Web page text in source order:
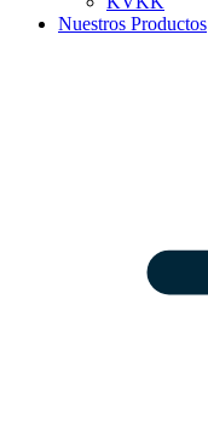
Nuestros Productos